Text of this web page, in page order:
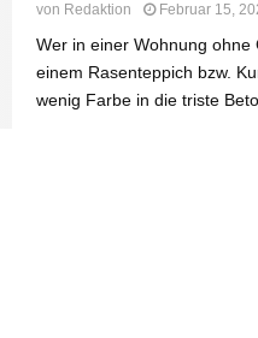
von Redaktion Februar 15,
Wer in einer Wohnung
einem Rasenteppich bzw.
wenig Farbe in die triste